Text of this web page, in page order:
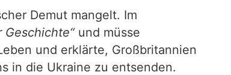
Demut mangelt. Im
Geschichte“und müsse
und erklärte, Großbritannien
in die Ukraine zu entsenden.